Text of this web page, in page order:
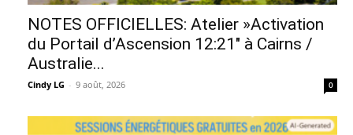
NOTES OFFICIELLES: Atelier »Activation
du Portail d’Ascension 12:21″ à Cairns /
Australie...
Cindy LG - 9 août, 2026 0